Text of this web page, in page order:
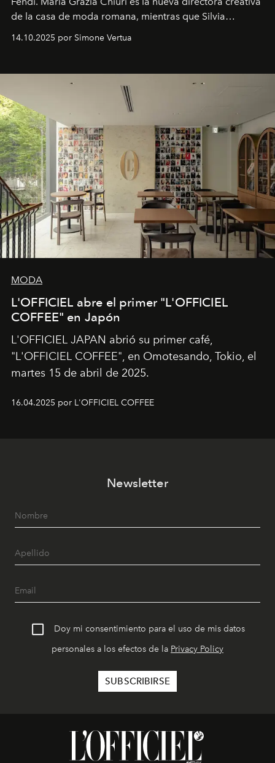
de la casa de moda romana, mientras que Silvia
14.10.2025 por Simone Vertua
MODA
L'OFFICIEL abre el primer "L'OFFICIEL
COFFEE" en Japón
L'OFFICIEL JAPAN abrió su primer café,
"L'OFFICIEL COFFEE", en Omotesando, Tokio, el
martes 15 de abril de 2025.
16.04.2025 por L'OFFICIEL COFFEE
Newsletter
Doy mi consentimiento para el uso de mis datos
personales a los efectos de la Privacy Policy